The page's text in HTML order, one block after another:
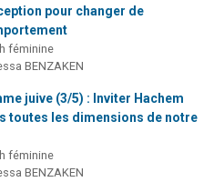
pour changer de
féminine
BENZAKEN
juive (3/5) : Inviter Hachem
toutes les dimensions de notre
féminine
BENZAKEN